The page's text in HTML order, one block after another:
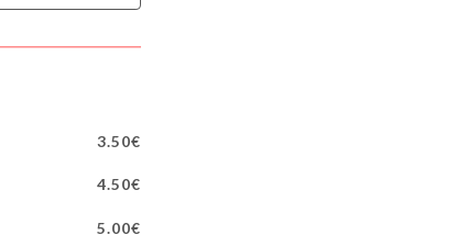
3.50€
4.50€
5.00€